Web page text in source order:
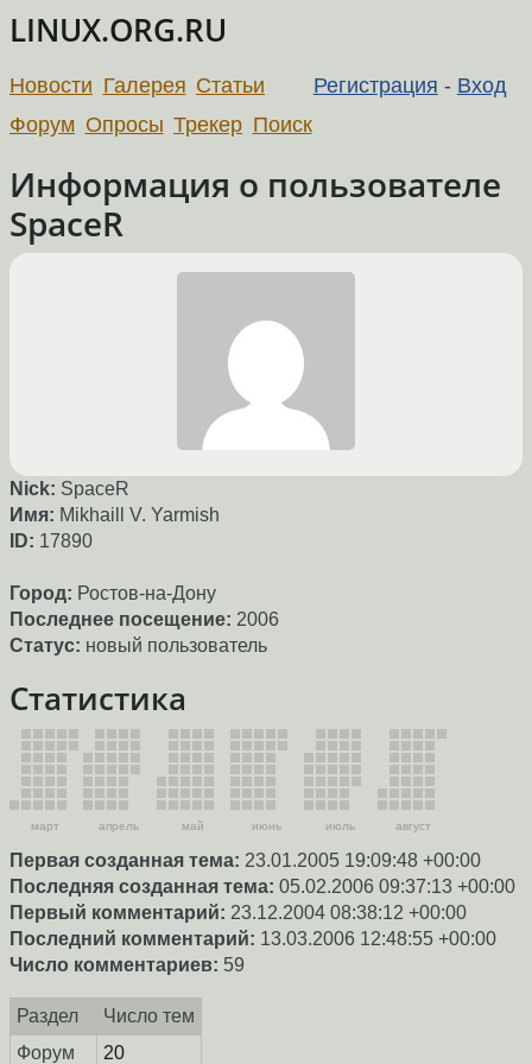
LINUX.ORG.RU
Регистрация - Вход
Новости Галерея Статьи
Форум Опросы Трекер Поиск
Информация о пользователе
SpaceR
Nick: SpaceR
Имя: Mikhaill V. Yarmish
ID: 17890
Город: Ростов-на-Дону
Последнее посещение: 2006
Статус: новый пользователь
Статистика
март апрель май июнь июль август
Первая созданная тема: 23.01.2005 19:09:48 +00:00
Последняя созданная тема: 05.02.2006 09:37:13 +00:00
Первый комментарий: 23.12.2004 08:38:12 +00:00
Последний комментарий: 13.03.2006 12:48:55 +00:00
Число комментариев: 59
Раздел
Число тем
Форум
20